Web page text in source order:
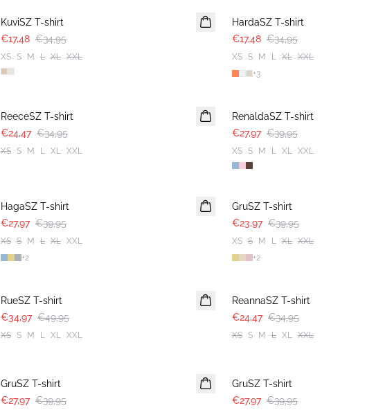
KuviSZ T-shirt
€17,48 €34,95
XS S M L XL XXL
HardaSZ T-shirt
€17,48 €34,95
XS S M L XL XXL
+3
ReeceSZ T-shirt
€24,47 €34,95
XS S M L XL XXL
RenaldaSZ T-shirt
€27,97 €39,95
XS S M L XL XXL
HagaSZ T-shirt
€27,97 €39,95
XS S M L XL XXL
+2
GruSZ T-shirt
€23,97 €39,95
XS S M L XL XXL
+2
RueSZ T-shirt
€34,97 €49,95
XS S M L XL XXL
ReannaSZ T-shirt
€24,47 €34,95
XS S M L XL XXL
GruSZ T-shirt
€27,97 €39,95
GruSZ T-shirt
€27,97 €39,95